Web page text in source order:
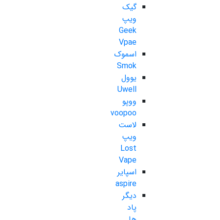
گیک
ویپ
Geek
Vpae
اسموک
Smok
یوول
Uwell
ووپو
voopoo
لاست
ویپ
Lost
Vape
اسپایر
aspire
دیگر
پاد